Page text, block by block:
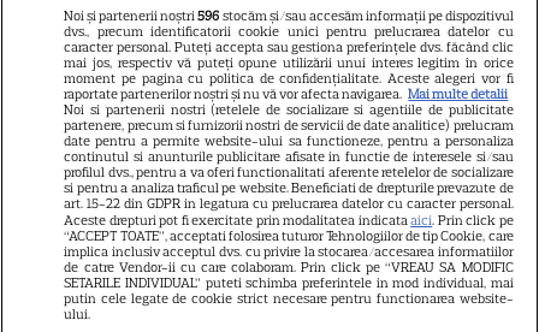
Tragerile loto din 30 iulie 2026.
Report de peste 8,89 milioane
de euro la Loto 6 din 49,
categoria I
De ce să nu arunci semințele
de la pepenele roșu – ce
Noi și partenerii noștri596 stocăm și/sau accesăm informații pe dispozitivul
dvs., precum identificatorii cookie unici pentru prelucrarea datelor cu
caracter personal. Puteți accepta sau gestiona preferințele dvs. făcând clic
mai jos, respectiv vă puteți opune utilizării unui interes legitim în orice
moment pe pagina cu politica de confidențialitate. Aceste alegeri vor fi
raportate partenerilor noștri și nu vă vor afecta navigarea. Mai multe detalii
Noi si partenerii nostri (retelele de socializare si agentiile de publicitate
partenere, precum si furnizorii nostri de servicii de date analitice) prelucram
date pentru a permite website-ului sa functioneze, pentru a personaliza
continutul si anunturile publicitare afisate in functie de interesele si/sau
profilul dvs., pentru a va oferi functionalitati aferente retelelor de socializare
si pentru a analiza traficul pe website. Beneficiati de drepturile prevazute de
art. 15-22 din GDPR in legatura cu prelucrarea datelor cu caracter personal.
Aceste drepturi pot fi exercitate prin modalitatea indicataaici. Prin click pe
“ACCEPT TOATE”, acceptati folosirea tuturor Tehnologiilor de tip Cookie, care
implica inclusiv acceptul dvs. cu privire la stocarea/accesarea informatiilor
de catre Vendor-ii cu care colaboram. Prin click pe “VREAU SA MODIFIC
SETARILE INDIVIDUAL” puteti schimba preferintele in mod individual, mai
putin cele legate de cookie strict necesare pentru functionarea website-
ului.